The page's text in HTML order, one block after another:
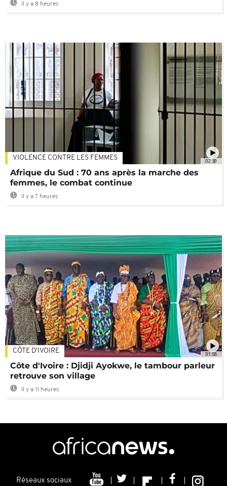
Il y a 8 heures
02:30
VIOLENCE CONTRE LES FEMMES
Afrique du Sud : 70 ans après la marche des
femmes, le combat continue
Il y a 7 heures
01:58
CÔTE D'IVOIRE
Côte d'Ivoire : Djidji Ayokwe, le tambour parleur
retrouve son village
Il y a 11 heures
Réseaux sociaux